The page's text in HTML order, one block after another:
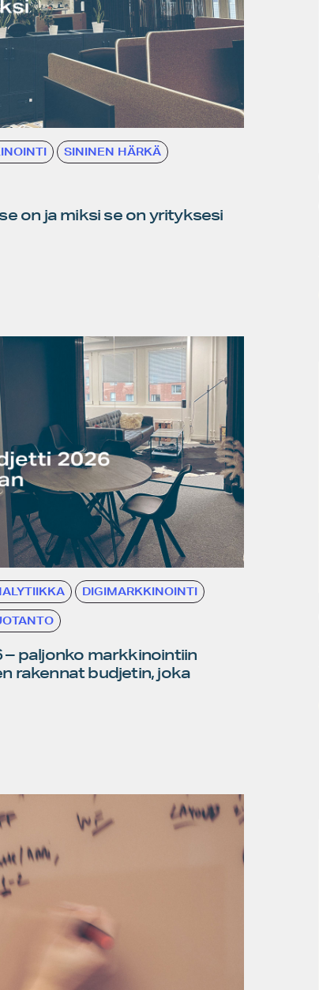
SININEN HÄRKÄ
on ja miksi se on yrityksesi
DIGIMARKKINOINTI
paljonko markkinointiin
rakennat budjetin, joka